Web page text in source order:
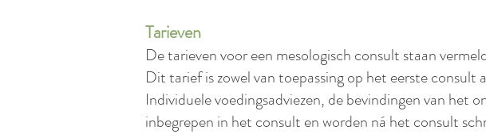
Tarieven
De tarieven voor een mesologisch consult staan
Dit tarief is zowel van toepassing op het eerste consult
Individuele voedingsadviezen, de bevindingen van het
inbegrepen in het consult en worden ná het consult